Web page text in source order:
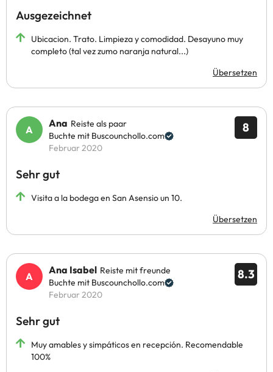
Ausgezeichnet
Ubicacion. Trato. Limpieza y comodidad. Desayuno muy
completo (tal vez zumo naranja natural...)
Übersetzen
8
Ana Reiste als paar
Buchte mit Buscounchollo.com
Februar 2020
Sehr gut
Visita a la bodega en San Asensio un 10.
Übersetzen
8.3
Ana Isabel Reiste mit freunde
Buchte mit Buscounchollo.com
Februar 2020
Sehr gut
Muy amables y simpáticos en recepción. Recomendable
100%